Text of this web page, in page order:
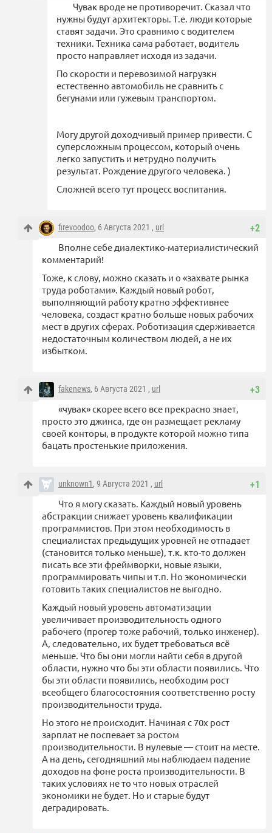
Чувак вроде не противоречит. Сказал что
нужны будут архитекторы. Т.е. люди которые
ставят задачи. Это сравнимо с водителем
техники. Техника сама работает, водитель
просто направляет исходя из задачи.
По скорости и перевозимой нагрузкн
естественно автомобиль не сравнить с
бегунами или гужевым транспортом.
Могу другой доходчивый пример привести. С
суперсложным процессом, который очень
легко запустить и нетрудно получить
результат. Рождение другого человека. )
Сложней всего тут процесс воспитания.
+2
firevoodoo, 6 Августа 2021 , url
Вполне себе диалектико-материалистический
комментарий!
Тоже, к слову, можно сказать и о «захвате рынка
труда роботами». Каждый новый робот,
выполняющий работу кратно эффективнее
человека, создаст кратно больше новых рабочих
мест в других сферах. Роботизация сдерживается
недостаточным количеством людей, а не их
избытком.
+3
fakenews, 6 Августа 2021 , url
«чувак» скорее всего все прекрасно знает,
просто это джинса, где он размещает рекламу
своей конторы, в продукте которой можно типа
бацать простенькие приложения.
+1
unknown1, 9 Августа 2021 , url
Что я могу сказать. Каждый новый уровень
абстракции снижает уровень квалификации
программистов. При этом необходимость в
специалистах предыдущих уровней не отпадает
(становится только меньше), т.к. кто-то должен
писать все эти фреймворки, новые языки,
программировать чипы и т.п. Но экономически
готовить таких специалистов не выгодно.
Каждый новый уровень автоматизации
увеличивает производительность одного
рабочего (прогер тоже рабочий, только инженер).
А, следовательно, их будет требоваться всё
меньше. Что бы они могли найти себя в другой
области, нужно что бы эти области появились. Что
бы эти области появились, необходим рост
всеобщего благосостояния соответственно росту
производительности труда.
Но этого не происходит. Начиная с 70х рост
зарплат не поспевает за ростом
производительности. В нулевые — стоит на месте.
А на день, сегодняшний мы наблюдаем падение
доходов на фоне роста производительности. В
таких условиях не то что новых отраслей
экономики не будет. Но и старые будут
деградировать.